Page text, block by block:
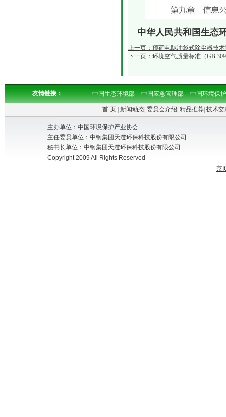
中华人民共和国生态
上一页：预荷电脉冲袋式除尘器技
下一页：环境空气质量标准（GB
友情链接： 中国生态环境部 中国应急管理部 中国环境保
首 页| 新闻动态| 委员会介绍 精品推荐| 技术交
主办单位：中国环境保护产业协会
主任委员单位：中钢集团天澄环保科技股份有限公司
秘书长单位：中钢集团天澄环保科技股份有限公司
Copyright 2009 All Rights Reserved
京